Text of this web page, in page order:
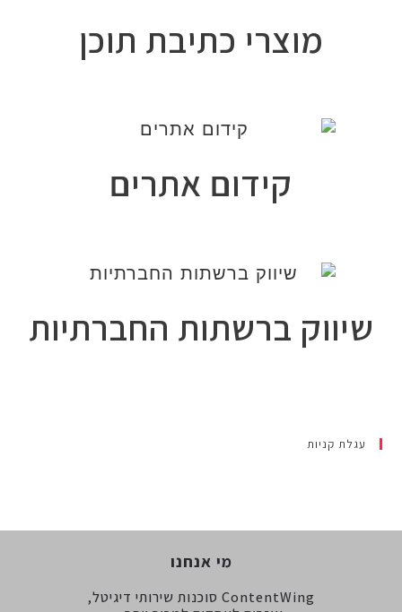
מוצרי כתיבת תוכן
קידום אתרים
ברשתות החברתיות
קניות
מי אנחנו
ContentWing סוכנות שירותי דיגיטל,